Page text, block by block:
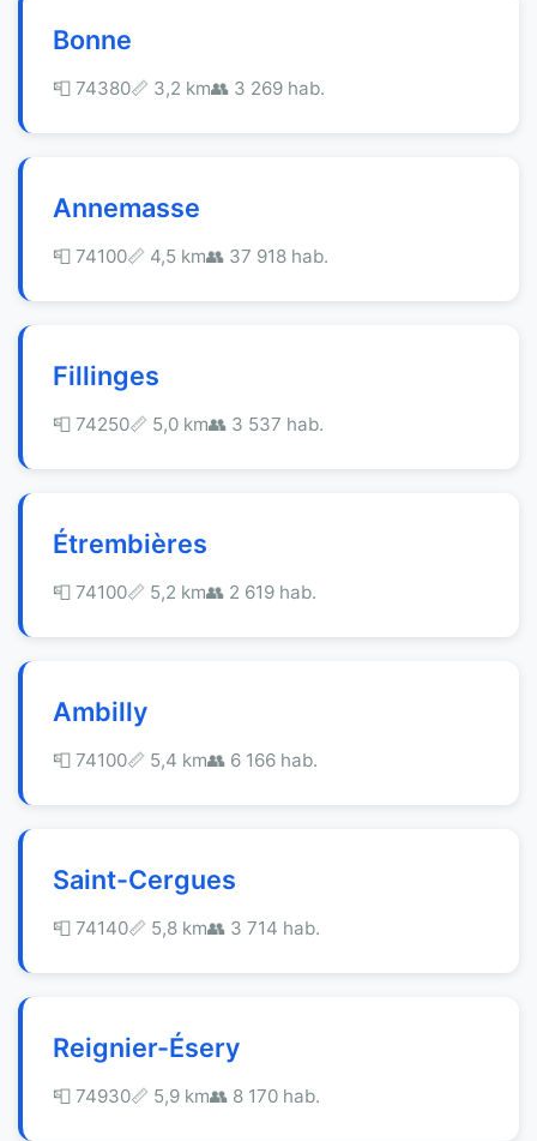
Bonne
📮 74380📏 3,2 km👥 3 269 hab.
Annemasse
📮 74100📏 4,5 km👥 37 918 hab.
Fillinges
📮 74250📏 5,0 km👥 3 537 hab.
Étrembières
📮 74100📏 5,2 km👥 2 619 hab.
Ambilly
📮 74100📏 5,4 km👥 6 166 hab.
Saint-Cergues
📮 74140📏 5,8 km👥 3 714 hab.
Reignier-Ésery
📮 74930📏 5,9 km👥 8 170 hab.